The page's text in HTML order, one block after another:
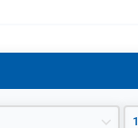
eine
Agentur für Arbeit)